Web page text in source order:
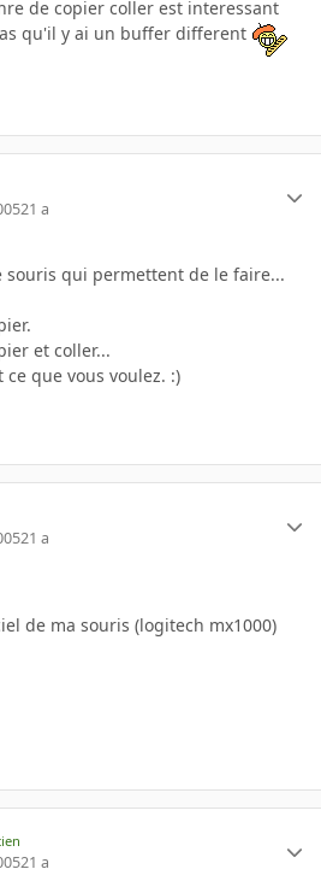
de copier coller est interessant
qu'il y ai un buffer different
21 a
qui permettent de le faire...
et coller...
que vous voulez. :)
21 a
de ma souris (logitech mx1000)
21 a